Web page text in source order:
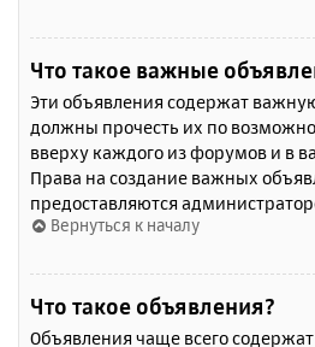
Что такое важные
Эти объявления содержат
должны прочесть их по
вверху каждого из форумов и в
Права на создание важных
предоставляются
Вернуться к началу
Что такое объявления?
Объявления чаще всего